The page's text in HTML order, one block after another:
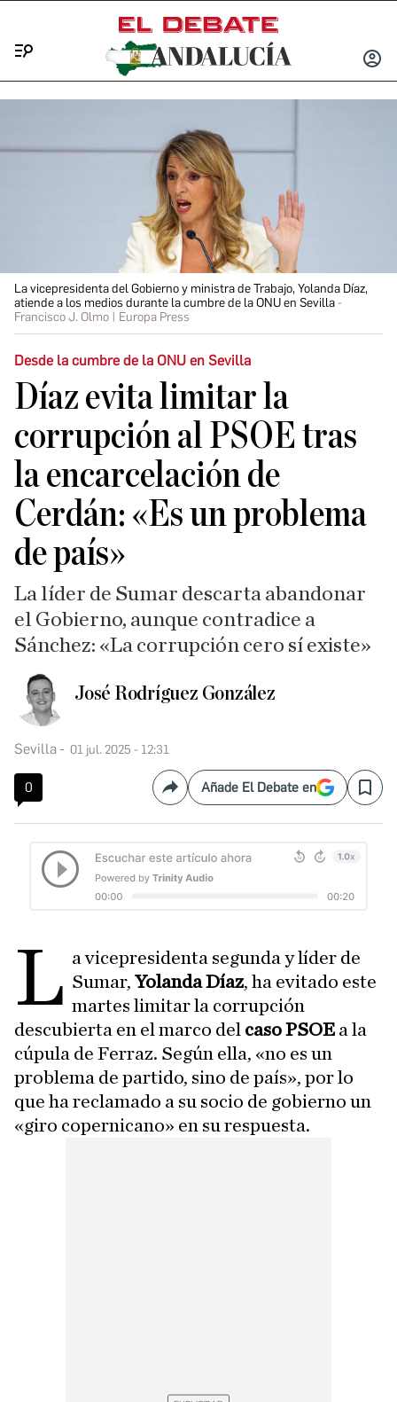
INICIAR
La vicepresidenta del Gobierno y ministra de Trabajo, Yolanda Díaz,
atiende a los medios durante la cumbre de la ONU en Sevilla
Francisco J. Olmo | Europa Press
Desde la cumbre de la ONU en Sevilla
Díaz evita limitar la
corrupción al PSOE tras
la encarcelación de
Cerdán: «Es un problema
de país»
La líder de Sumar descarta abandonar
el Gobierno, aunque contradice a
Sánchez: «La corrupción cero sí existe»
José Rodríguez González
Sevilla 01 jul. 2025 - 12:31
0 CompartirAñade El Debate en Save
L a vicepresidenta segunda y líder de
Sumar,Yolanda Díaz, ha evitado este
martes limitar la corrupción
descubierta en el marco del caso PSOE a la
cúpula de Ferraz. Según ella, «no es un
problema de partido, sino de país», por lo
que ha reclamado a su socio de gobierno un
«giro copernicano» en su respuesta.